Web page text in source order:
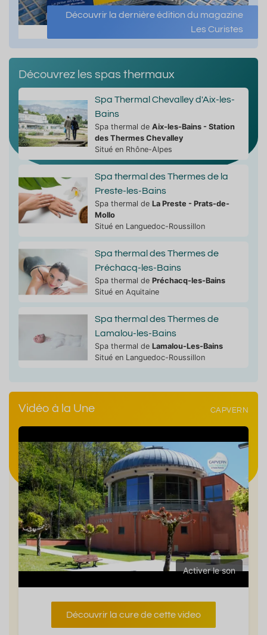
Découvrir la dernière édition du magazine
Les Curistes
Découvrez les spas thermaux
Spa Thermal Chevalley d'Aix-les-
Bains
Spa thermal de Aix-les-Bains - Station
des Thermes Chevalley
Situé en Rhône-Alpes
Spa thermal des Thermes de la
Preste-les-Bains
Spa thermal de La Preste - Prats-de-
Mollo
Situé en Languedoc-Roussillon
Spa thermal des Thermes de
Préchacq-les-Bains
Spa thermal de Préchacq-les-Bains
Situé en Aquitaine
Spa thermal des Thermes de
Lamalou-les-Bains
Spa thermal de Lamalou-Les-Bains
Situé en Languedoc-Roussillon
Vidéo à la Une CAPVERN
Activer le son
Découvrir la cure de cette video